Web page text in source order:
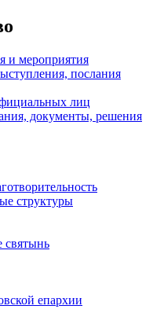
и мероприятия
послания
лиц
документы, решения
структуры
святынь
епархии